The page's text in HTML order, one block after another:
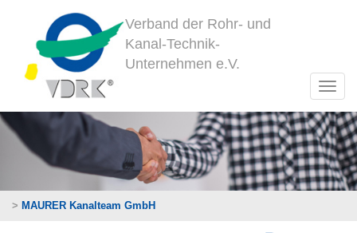
Verband der Rohr- und
Kanal-Technik-
Unternehmen e.V.
> MAURER Kanalteam GmbH